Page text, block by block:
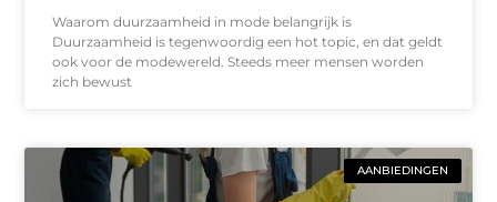
Waarom duurzaamheid in mode belangrijk is
Duurzaamheid is tegenwoordig een hot topic, en dat geldt
ook voor de modewereld. Steeds meer mensen worden
zich bewust
AANBIEDINGEN